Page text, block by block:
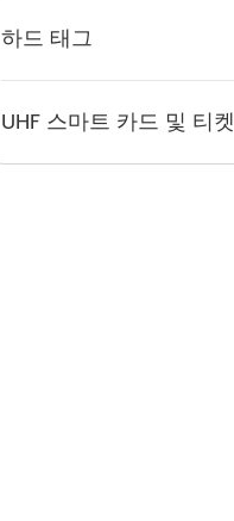
하드 태그
UHF 스마트 카드 및 티켓